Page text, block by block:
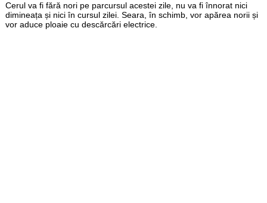
Cerul va fi fără nori pe parcursul acestei zile, nu va fi înnorat nici
dimineața și nici în cursul zilei. Seara, în schimb, vor apărea norii și
vor aduce ploaie cu descărcări electrice.